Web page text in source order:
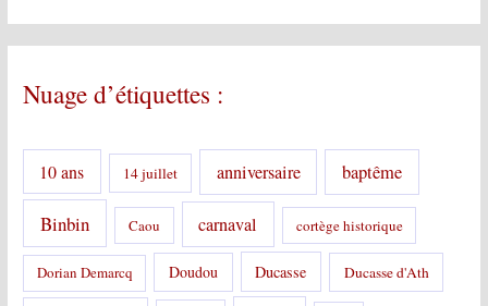
é
g
r
s
Nuage d’étiquettes :
10 ans 14 juillet anniversaire baptême
Binbin Caou carnaval cortège historique
Dorian Demarcq Doudou Ducasse Ducasse d'Ath